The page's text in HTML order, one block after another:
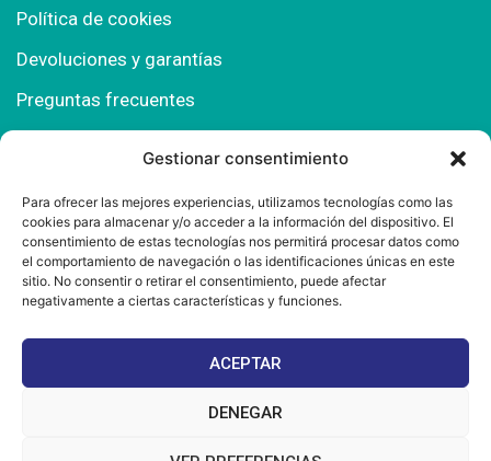
Gestionar consentimiento
Para ofrecer las mejores experiencias, utilizamos tecnologías como las
cookies para almacenar y/o acceder a la información del dispositivo. El
consentimiento de estas tecnologías nos permitirá procesar datos como
el comportamiento de navegación o las identificaciones únicas en este
sitio. No consentir o retirar el consentimiento, puede afectar
negativamente a ciertas características y funciones.
ACEPTAR
DENEGAR
Política de cookies
Devoluciones y garantías
Preguntas frecuentes
Polígono Comercial Urbisur (Cita previa) 11130
Chiclana de la Fra. (Cádiz)
667 457 908
info@mantonesdelsur.com
mantonesdelsur@gmail.com